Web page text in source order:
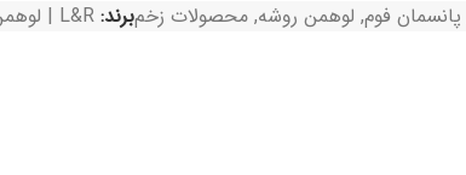
پانسمان فوم, لوهمن روشه, محصولات زخمبرند:L&R | لوهمن روشه